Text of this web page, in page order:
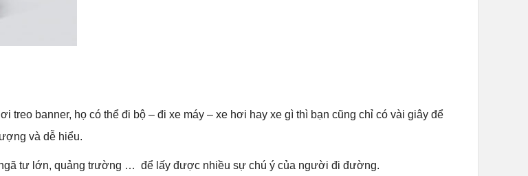
banner, họ có thể đi bộ – đi xe máy – xe hơi hay xe gì thì bạn cũng chỉ có vài giây để
và dễ hiểu.
tư lớn, quảng trường … để lấy được nhiều sự chú ý của người đi đường.